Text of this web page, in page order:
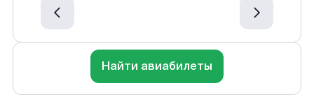
Найти авиабилеты